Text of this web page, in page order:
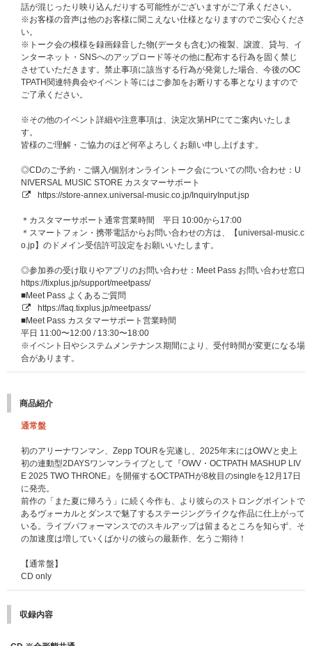
お名前が異なる場合や､運営スタッフが必要と判断した場合に個別で本人認
証を実施させていただく場合がございます｡
■ニックネーム編集のやり方：
https://faq.tixplus.jp/meetpass/?p=20
※Meet Passアプリ の会員登録には顔写真の登録が必須となります｡ご参加
される方と､会員登録時のお写真のお顔が異なると運営スタッフが判断した
場合､個別での本人認証を実施させて頂く場合がございます｡
※一部通信キャリアにてネット回線速度が不安定な状況を確認しておりま
本イベントではご参加前にかならず｢速度チェック｣をお客様自身で実施して
からご参加ください｡
安定したビデオ通話には20Mbps以上のネット回線速度が安定している状態
■速度チェッカー：
https://fast.com/ja/
※ネット回線が安定しない場合､比較的パケットの軽い音声のみが繋がり､映
こういったお客様理由によるお振替対応や返金対応などはいたしかねます｡
※通信の速度チェックはあくまでも予防となります｡実際にイベント時にお
客様のネットの電波や通信状況や環境によってビデオ通話の品質は左右され
トラブルが発生した場合に､お客様側の理由であると運営スタッフが判断し
た場合はいかなる場合でもお振替や返金の対応はいたしかねます｡
※本イベントは、カメラ機能付き端末（スマートフォン）のみご参加いただ
けます。（PCではご参加いただけません）
なお､一部の機種は対応していない場合がございます。予めご了承くださ
い。
※タブレット端末でもご参加は可能ですが一部の端末でご利用いただけない
可能性がございます｡予めご了承ください。
機能付き端末（スマートフォン）の非対応を理由とした、お申込み・ご購入
後のキャンセル・返品は一切致しません。※故障、紛失、バッテリー不足な
どお客様所有のカメラ機能付き端末（スマートフォン）の不具合、お客様が
接続しているインターネット回線の通信不良・断線など、その他いかなる理
由に関わらず、お客様のご事情でイベントにご参加いただけなかった場合で
あっても、返品・返金は承れませんので予めご了承ください。
※アプリは端末の時間に紐付いています｡正しい時間に設定されていないと
トラブルの原因となりますので､イベント前に時間の設定をご確認ください｡
※お住いの地域における視聴不可能な事態やその他事由による閲覧不能が生
じました際はご対応できかねますのでご了承のほどお願い申し上げます。
※イベント当日､ 運営より非通知でお客様にお電話をさせていただく場合が
ございます｡予め非通知での着信を受信できるように設定をお願いいたしま
す｡
※「Meet Pass」アプリにご登録いただいているE-mailまでご連絡させてい
ただく場合がございます。
ル設定をお願いいたします。
話が混じったり映り込んだりする可能性がございますがご了承ください。
※お客様の音声は他のお客様に聞こえない仕様となりますのでご安心くださ
い。
※トーク会の模様を録画録音した物(データも含む)の複製、譲渡、貸与、イ
ンターネット・SNSへのアップロード等その他に配布する行為を固く禁じ
させていただきます。禁止事項に該当する行為が発覚した場合、今後のOC
TPATH関連特典会やイベント等にはご参加をお断りする事となりますので
ご了承ください。
※その他のイベント詳細や注意事項は、決定次第HPにてご案内いたしま
す。
皆様のご理解・ご協力のほど何卒よろしくお願い申し上げます。
◎CDのご予約・ご購入/個別オンライントーク会についての問い合わせ：U
NIVERSAL MUSIC STORE カスタマーサポート
https://store-annex.universal-music.co.jp/InquiryInput.jsp
＊カスタマーサポート通常営業時間 平日 10:00から17:00
＊スマートフォン・携帯電話からお問い合わせの方は、【universal-music.c
o.jp】のドメイン受信許可設定をお願いいたします。
◎参加券の受け取りやアプリのお問い合わせ：Meet Pass お問い合わせ窓口
https://tixplus.jp/support/meetpass/
■Meet Pass よくあるご質問
https://faq.tixplus.jp/meetpass/
■Meet Pass カスタマーサポート営業時間
平日 11:00〜12:00 / 13:30〜18:00
※イベント日やシステムメンテナンス期間により、受付時間が変更になる場
合があります。
商品紹介
通常盤
初のアリーナワンマン、Zepp TOURを完遂し、2025年末にはOWVと史上
初の連動型2DAYSワンマンライブとして『OWV・OCTPATH MASHUP LIV
E 2025 TWO THRONE』を開催するOCTPATHが8枚目のsingleを12月17日
に発売。
前作の「また夏に帰ろう」に続く今作も、より彼らのストロングポイントで
あるヴォーカルとダンスで魅了するステージングライクな作品に仕上がって
いる。ライブパフォーマンスでのスキルアップは留まるところを知らず、そ
の加速度は増していくばかりの彼らの最新作、乞うご期待！
【通常盤】
CD only
収録内容